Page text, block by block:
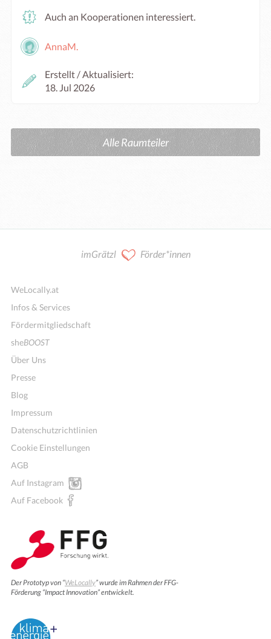
Auch an Kooperationen interessiert.
AnnaM.
Erstellt / Aktualisiert:
18. Jul 2026
Alle Raumteiler
imGrätzl Förder*innen
WeLocally.at
Infos & Services
Fördermitgliedschaft
sheBOOST
Über Uns
Presse
Blog
Impressum
Datenschutzrichtlinien
Cookie Einstellungen
AGB
Auf Instagram
Auf Facebook
Der Prototyp von “WeLocally” wurde im Rahmen der FFG-
Förderung “Impact Innovation” entwickelt.